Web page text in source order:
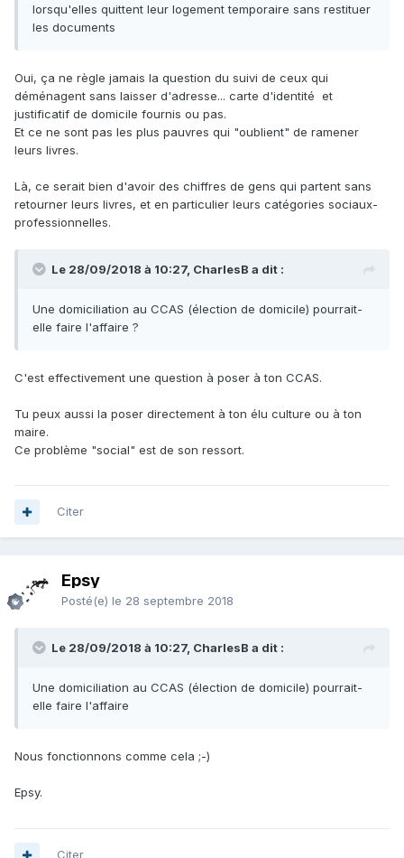
lorsqu'elles quittent leur logement temporaire sans restituer
les documents
Oui, ça ne règle jamais la question du suivi de ceux qui
déménagent sans laisser d'adresse... carte d'identité et
justificatif de domicile fournis ou pas.
Et ce ne sont pas les plus pauvres qui "oublient" de ramener
leurs livres.
Là, ce serait bien d'avoir des chiffres de gens qui partent sans
retourner leurs livres, et en particulier leurs catégories sociaux-
professionnelles.
Le 28/09/2018 à 10:27, CharlesB a dit :
Une domiciliation au CCAS (élection de domicile) pourrait-
elle faire l'affaire ?
C'est effectivement une question à poser à ton CCAS.
Tu peux aussi la poser directement à ton élu culture ou à ton
maire.
Ce problème "social" est de son ressort.
Citer
Epsy
Posté(e) le 28 septembre 2018
Le 28/09/2018 à 10:27, CharlesB a dit :
Une domiciliation au CCAS (élection de domicile) pourrait-
elle faire l'affaire
Nous fonctionnons comme cela ;-)
Epsy.
Citer